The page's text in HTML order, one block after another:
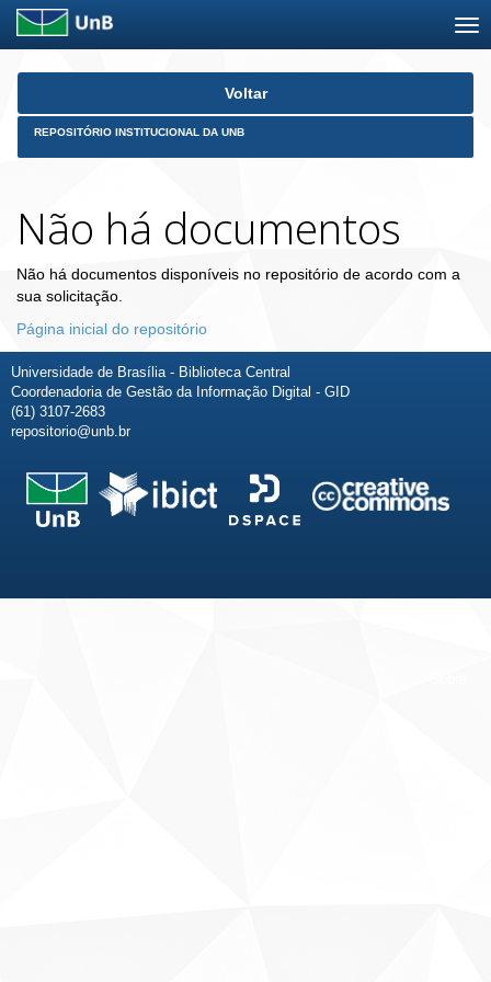
Skip
Voltar
REPOSITÓRIO INSTITUCIONAL DA UNB
Não há documentos
Não há documentos disponíveis no repositório de acordo com a
sua solicitação.
Página inicial do repositório
Universidade de Brasília - Biblioteca Central
Coordenadoria de Gestão da Informação Digital - GID
(61) 3107-2683
repositorio@unb.br